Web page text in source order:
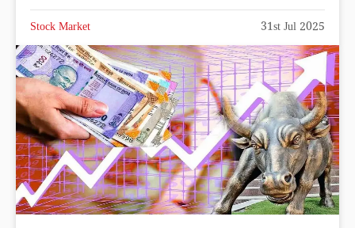
Stock Market 31st Jul 2025